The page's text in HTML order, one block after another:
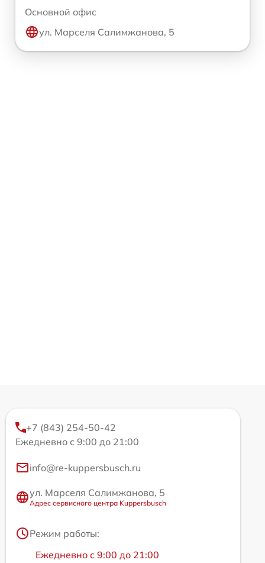
Основной офис
ул. Марселя Салимжанова, 5
+7 (843) 254-50-42
Ежедневно с 9:00 до 21:00
info@re-kuppersbusch.ru
ул. Марселя Салимжанова, 5
Адрес сервисного центра Kuppersbusch
Режим работы:
Ежедневно с 9:00 до 21:00